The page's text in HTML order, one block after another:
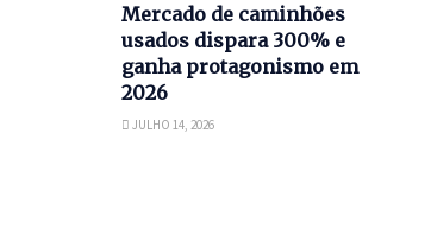
Mercado de caminhões
usados dispara 300% e
ganha protagonismo em
2026
JULHO 14, 2026